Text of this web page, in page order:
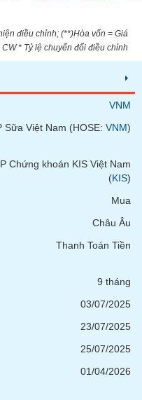
điều chỉnh; (**)Hòa vốn = Giá
* Tỷ lệ chuyển đổi điều chỉnh
VNM
Sữa Việt Nam (HOSE: VNM)
Chứng khoán KIS Việt Nam
(KIS)
Mua
Châu Âu
Thanh Toán Tiền
9 tháng
03/07/2025
23/07/2025
25/07/2025
01/04/2026